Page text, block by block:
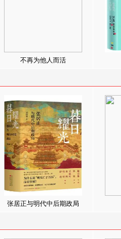
不再为他人而活
张居正与明代中后期政局